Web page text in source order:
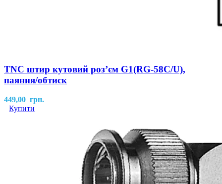
TNC штир кутовий роз’єм G1(RG-58С/U),
паяння/обтиск
449,00 грн.
Купити